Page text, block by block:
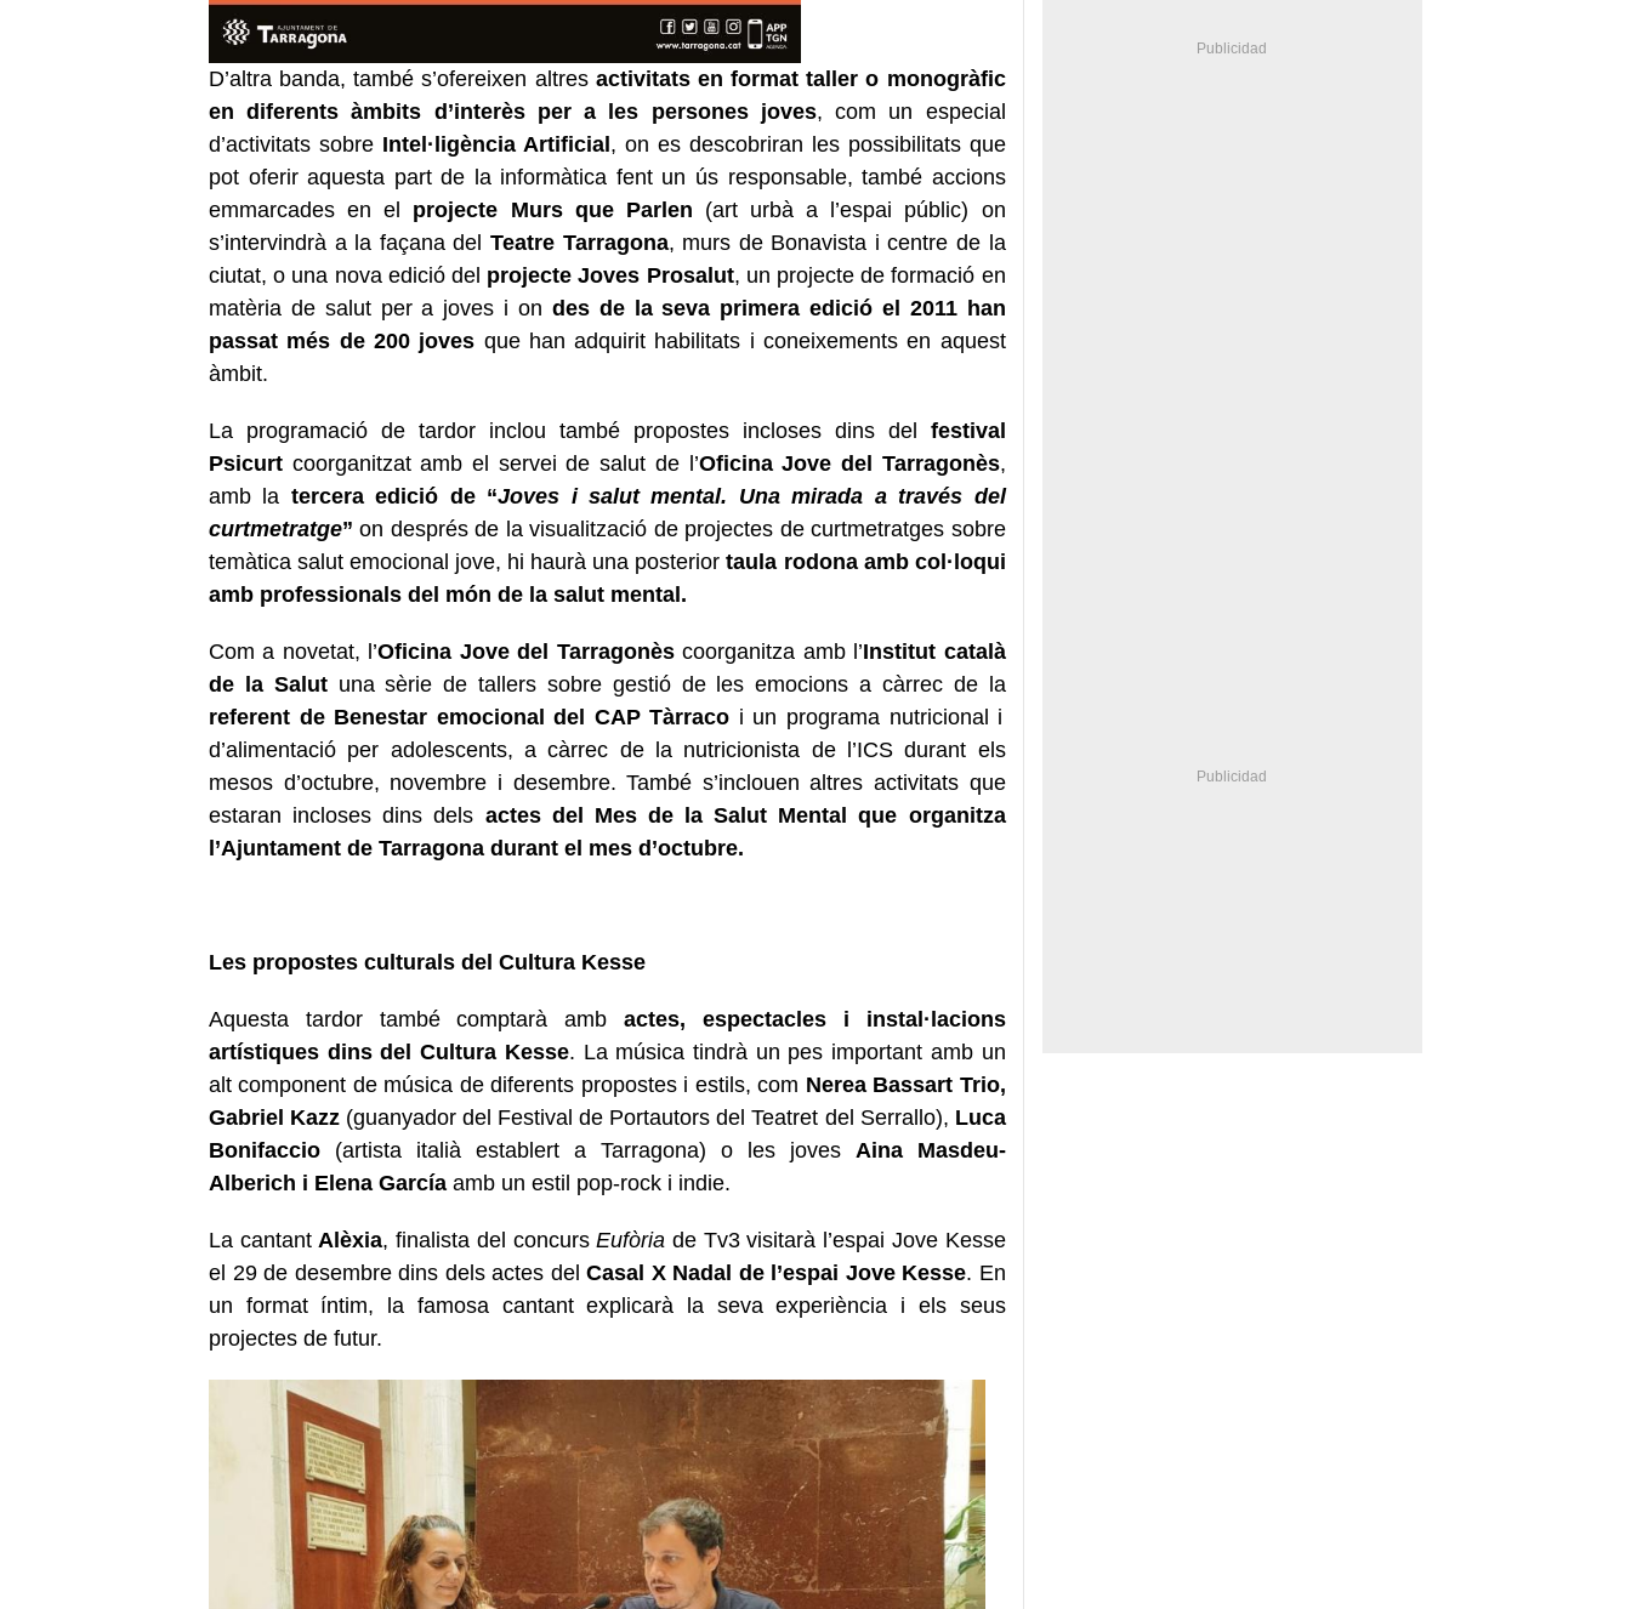
D’altra banda, també s’ofereixen altres activitats en format taller o monogràfic
en diferents àmbits d’interès per a les persones joves, com un especial
d’activitats sobre Intel·ligència Artificial, on es descobriran les possibilitats que
pot oferir aquesta part de la informàtica fent un ús responsable, també accions
emmarcades en el projecte Murs que Parlen (art urbà a l’espai públic) on
s’intervindrà a la façana del Teatre Tarragona, murs de Bonavista i centre de la
ciutat, o una nova edició del projecte Joves Prosalut, un projecte de formació en
matèria de salut per a joves i on des de la seva primera edició el 2011 han
passat més de 200 joves que han adquirit habilitats i coneixements en aquest
àmbit.
La programació de tardor inclou també propostes incloses dins del festival
Psicurt coorganitzat amb el servei de salut de l’Oficina Jove del Tarragonès,
amb la tercera edició de “Joves i salut mental. Una mirada a través del
curtmetratge” on després de la visualització de projectes de curtmetratges sobre
temàtica salut emocional jove, hi haurà una posteriortaula rodona amb col·loqui
amb professionals del món de la salut mental.
Com a novetat, l’Oficina Jove del Tarragonèscoorganitza amb l’Institut català
de la Salutuna sèrie de tallers sobre gestió de les emocions a càrrec de la
referent de Benestar emocional del CAP Tàrraco i un programa nutricional i
d’alimentació per adolescents, a càrrec de la nutricionista de l’ICS durant els
mesos d’octubre, novembre i desembre. També s’inclouen altres activitats que
estaran incloses dins dels actes del Mes de la Salut Mental que organitza
l’Ajuntament de Tarragona durant el mes d’octubre.
Les propostes culturals del Cultura Kesse
Aquesta tardor també comptarà ambactes, espectacles i instal·lacions
artístiques dins del Cultura Kesse. La música tindrà un pes important amb un
alt component de música de diferents propostes i estils, com Nerea Bassart Trio,
Gabriel Kazz (guanyador del Festival de Portautors del Teatret del Serrallo), Luca
Bonifaccio (artista italià establert a Tarragona) o les joves Aina Masdeu-
Alberich i Elena García amb un estil pop-rock i indie.
La cantant Alèxia, finalista del concursEufòria de Tv3 visitarà l’espai Jove Kesse
el 29 de desembre dins dels actes delCasal X Nadal de l’espai Jove Kesse. En
un format íntim, la famosa cantant explicarà la seva experiència i els seus
projectes de futur.